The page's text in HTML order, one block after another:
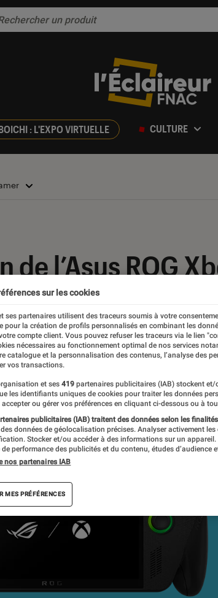
: L'EXPO VIRTUELLE CULTURE
de l’Asus ROG
à la hauteur
?
sur les cookies
ses partenaires utilisent des traceurs soumis à votre
pour la création de profils personnalisés en combinant les
compte client. Vous pouvez refuser les traceurs via le lien
nécessaires au fonctionnement optimal de nos services
catalogue et la personnalisation des contenus, l’analyse des
vos transactions.
et ses 419 partenaires publicitaires (IAB) stockent
les identifiants uniques de cookies pour traiter les données
accepter ou gérer vos préférences en cliquant ci-dessous ou à
publicitaires (IAB) traitent des données selon les
données de géolocalisation précises. Analyser activement
Stocker et/ou accéder à des informations sur un
de performance des publicités et du contenu, études d’audience
nos partenaires IAB
MES PRÉFÉRENCES